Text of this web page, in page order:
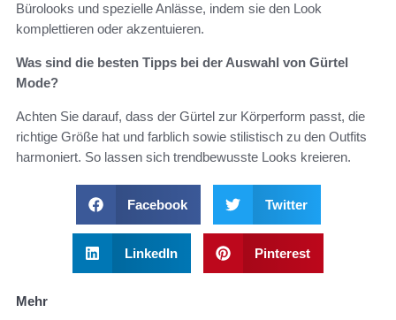
Bürolooks und spezielle Anlässe, indem sie den Look
komplettieren oder akzentuieren.
Was sind die besten Tipps bei der Auswahl von Gürtel
Mode?
Achten Sie darauf, dass der Gürtel zur Körperform passt, die
richtige Größe hat und farblich sowie stilistisch zu den Outfits
harmoniert. So lassen sich trendbewusste Looks kreieren.
Facebook Twitter
LinkedIn Pinterest
Mehr